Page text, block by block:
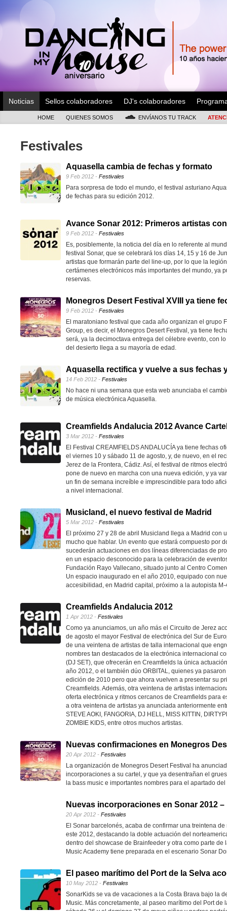
Noticias Sellos colaboradores DJ's colaboradores
HOME QUIENES SOMOS ENVÍANOS TU TRACK
Festivales
Aquasella cambia de fechas y formato
9 Feb 2012 - Festivales
Para sorpresa de todo el mundo, el festival asturiano
de fechas para su edición 2012.
Avance Sonar 2012: Primeros artistas
9 Feb 2012 - Festivales
Es, posiblemente, la noticia del día en lo referente al
festival Sonar, que se celebrará los días 14, 15 y 16 de
artistas que formarán parte del line-up, por lo que la
certámenes electrónicos más importantes del mundo, ya
reservas.
Monegros Desert Festival XVIII ya tiene
9 Feb 2012 - Festivales
El maratoniano festival que cada año organizan el grupo
Group, es decir, el Monegros Desert Festival, ya tiene
será, ya la decimoctava entrega del célebre evento, con
del desierto llega a su mayoría de edad.
Aquasella rectifica y vuelve a sus fechas
14 Feb 2012 - Festivales
No hace ni una semana que esta web anunciaba el
de música electrónica Aquasella.
Creamfields Andalucia 2012 Avance
3 Mar 2012 - Festivales
El Festival CREAMFIELDS ANDALUCÍA ya tiene fechas
el viernes 10 y sábado 11 de agosto, y, de nuevo, en el
Jerez de la Frontera, Cádiz. Así, el festival de ritmos
pone de nuevo en marcha con una nueva edición, y ya
un fin de semana increíble e imprescindible para todo
a nivel internacional.
Musicland, el nuevo festival de Madrid
5 Mar 2012 - Festivales
El próximo 27 y 28 de abril Musicland llega a Madrid con
mucho que hablar. Un evento que estará compuesto por
sucederán actuaciones en dos líneas diferenciadas de
en un espacio desconocido para la celebración de
Fundación Rayo Vallecano, situado junto al Centro
Un espacio inaugurado en el año 2010, equipado con
accesibilidad, en Madrid capital, próximo a la autopista M-
Creamfields Andalucia 2012
1 Apr 2012 - Festivales
Como ya anunciamos, un año más el Circuito de Jerez
de agosto el mayor Festival de electrónica del Sur de
de una veintena de artistas de talla internacional que
nombres tan destacados de la electrónica internacional
(DJ SET), que ofrecerán en Creamfields la única
año 2012, o el también dúo ORBITAL, quienes ya
edición de 2010 pero que ahora vuelven a presentar su
Creamfields. Además, otra veintena de artistas
oferta electrónica y ritmos cercanos de Creamfields para
a otra veintena de artistas ya anunciada anteriormente
STEVE AOKI, FANGORIA, DJ HELL, MISS KITTIN,
ZOMBIE KIDS, entre otros muchos artistas.
Nuevas confirmaciones en Monegros
20 Apr 2012 - Festivales
La organización de Monegros Desert Festival ha
incorporaciones a su cartel, y que ya desentrañan el
la bass music e importantes nombres para el apartado
Nuevas incorporaciones en Sonar 2012 –
20 Apr 2012 - Festivales
El Sonar barcelonés, acaba de confirmar una treintena
este 2012, destacando la doble actuación del
dentro del showcase de Brainfeeder y otra como parte
Music Academy tiene preparada en el escenario Sonar
El paseo marítimo del Port de la Selva
10 May 2012 - Festivales
SonarKids se va de vacaciones a la Costa Brava bajo la
Music. Más concretamente, al paseo marítimo del Port de